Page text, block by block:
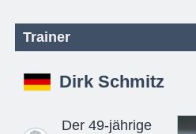
Trainer
Dirk Schmitz
Der 49-jährige